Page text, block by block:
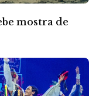
mostra de